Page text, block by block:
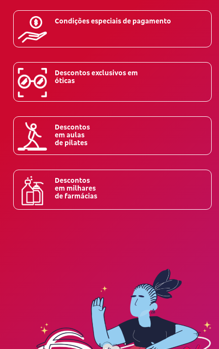
Condições especiais de pagamento
Descontos exclusivos em
óticas
Descontos
em aulas
de pilates
Descontos
em milhares
de farmácias